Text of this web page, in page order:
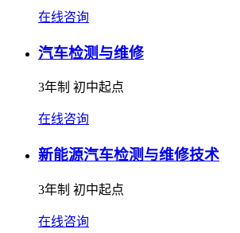
在线咨询
汽车检测与维修
3年制 初中起点
在线咨询
新能源汽车检测与维修技术
3年制 初中起点
在线咨询